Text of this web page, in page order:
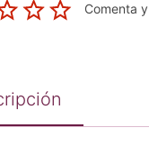
Comenta